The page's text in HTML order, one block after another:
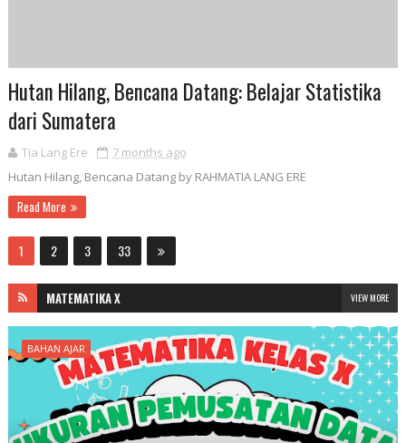
Hutan Hilang, Bencana Datang: Belajar Statistika
dari Sumatera
Tia Lang Ere
7 months ago
Hutan Hilang, Bencana Datang by RAHMATIA LANG ERE
Read More
1 2 3 33
MATEMATIKA X VIEW MORE
BAHAN AJAR